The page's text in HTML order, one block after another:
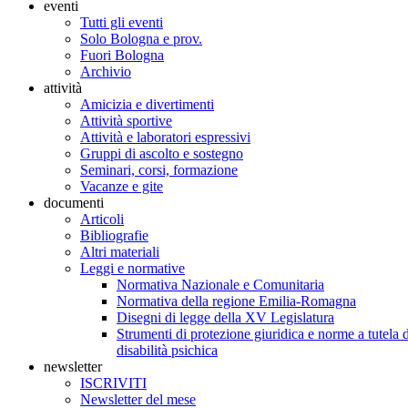
eventi
Tutti gli eventi
Solo Bologna e prov.
Fuori Bologna
Archivio
attività
Amicizia e divertimenti
Attività sportive
Attività e laboratori espressivi
Gruppi di ascolto e sostegno
Seminari, corsi, formazione
Vacanze e gite
documenti
Articoli
Bibliografie
Altri materiali
Leggi e normative
Normativa Nazionale e Comunitaria
Normativa della regione Emilia-Romagna
Disegni di legge della XV Legislatura
Strumenti di protezione giuridica e norme a tutela
disabilità psichica
newsletter
ISCRIVITI
Newsletter del mese